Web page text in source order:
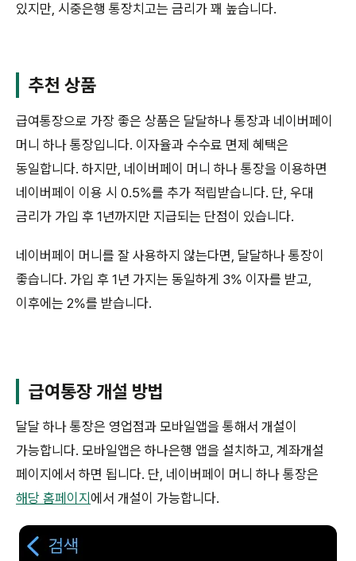
있지만, 시중은행 통장치고는 금리가 꽤 높습니다.
추천 상품
급여통장으로 가장 좋은 상품은 달달하나 통장과 네이버페이
머니 하나 통장입니다. 이자율과 수수료 면제 혜택은
동일합니다. 하지만, 네이버페이 머니 하나 통장을 이용하면
네이버페이 이용 시 0.5%를 추가 적립받습니다. 단, 우대
금리가 가입 후 1년까지만 지급되는 단점이 있습니다.
네이버페이 머니를 잘 사용하지 않는다면, 달달하나 통장이
좋습니다. 가입 후 1년 가지는 동일하게 3% 이자를 받고,
이후에는 2%를 받습니다.
급여통장 개설 방법
달달 하나 통장은 영업점과 모바일앱을 통해서 개설이
가능합니다. 모바일앱은 하나은행 앱을 설치하고, 계좌개설
페이지에서 하면 됩니다. 단, 네이버페이 머니 하나 통장은
해당 홈페이지 에서 개설이 가능합니다.